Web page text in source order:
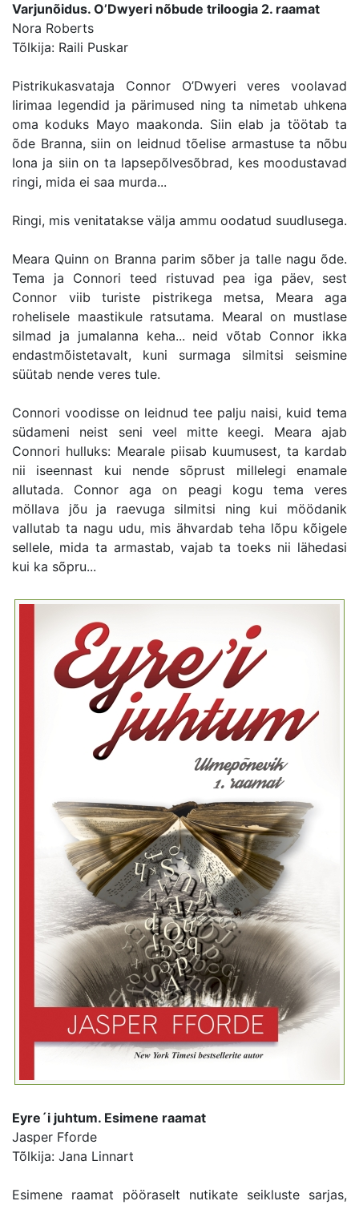
Varjunõidus. O’Dwyeri nõbude triloogia 2. raamat
Nora Roberts
Tõlkija: Raili Puskar
Pistrikukasvataja Connor O’Dwyeri veres voolavad
Iirimaa legendid ja pärimused ning ta nimetab uhkena
oma koduks Mayo maakonda. Siin elab ja töötab ta
õde Branna, siin on leidnud tõelise armastuse ta nõbu
Iona ja siin on ta lapsepõlvesõbrad, kes moodustavad
ringi, mida ei saa murda...
Ringi, mis venitatakse välja ammu oodatud suudlusega.
Meara Quinn on Branna parim sõber ja talle nagu õde.
Tema ja Connori teed ristuvad pea iga päev, sest
Connor viib turiste pistrikega metsa, Meara aga
rohelisele maastikule ratsutama. Mearal on mustlase
silmad ja jumalanna keha... neid võtab Connor ikka
endastmõistetavalt, kuni surmaga silmitsi seismine
süütab nende veres tule.
Connori voodisse on leidnud tee palju naisi, kuid tema
südameni neist seni veel mitte keegi. Meara ajab
Connori hulluks: Mearale piisab kuumusest, ta kardab
nii iseennast kui nende sõprust millelegi enamale
allutada. Connor aga on peagi kogu tema veres
möllava jõu ja raevuga silmitsi ning kui möödanik
vallutab ta nagu udu, mis ähvardab teha lõpu kõigele
sellele, mida ta armastab, vajab ta toeks nii lähedasi
kui ka sõpru...
Eyre´i juhtum. Esimene raamat
Jasper Fforde
Tõlkija: Jana Linnart
Esimene raamat pööraselt nutikate seikluste sarjas,